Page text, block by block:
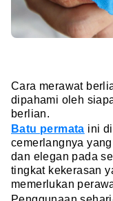
Cara merawat
dipahami oleh
berlian.
Batu permata ini
cemerlangnya
dan elegan pada
tingkat kekerasan
memerlukan